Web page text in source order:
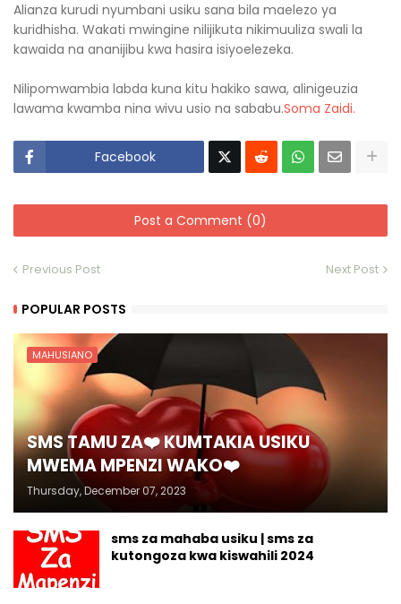
Alianza kurudi nyumbani usiku sana bila maelezo ya
kuridhisha. Wakati mwingine nilijikuta nikimuuliza swali la
kawaida na ananijibu kwa hasira isiyoelezeka.
Nilipomwambia labda kuna kitu hakiko sawa, alinigeuzia
lawama kwamba nina wivu usio na sababu.Soma Zaidi.
Facebook
Post a Comment (0)
Previous Post Next Post
POPULAR POSTS
MAHUSIANO
SMS TAMU ZA❤️ KUMTAKIA USIKU
MWEMA MPENZI WAKO❤️
Thursday, December 07, 2023
sms za mahaba usiku | sms za
kutongoza kwa kiswahili 2024